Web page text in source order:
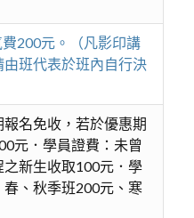
200元。（凡影印講
班代表於班內自行決
名免收，若於優惠期
元．學員證費：未曾
新生收取100元．學
、秋季班200元、寒